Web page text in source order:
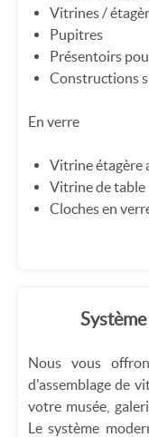
Vitrines /
Pupitres
Présentoirs
Constructions
En verre
Vitrine étagère
Vitrine de table
Cloches en
Nous vous
d'assemblage de
votre musée,
Le système